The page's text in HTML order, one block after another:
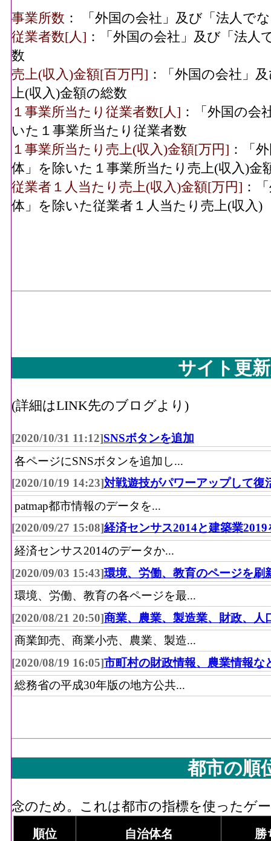
事業所数 ： 「外国の会社」及び「法人で
従業者数[人] ：「外国の会社」及び「法
数
売上(収入)金額[百万円] ：「外国の会社」
上(収入)金額の総数
１事業所当たり従業者数[人] ：「外国の会
いた１事業所当たり従業者数
１事業所当たり売上(収入)金額[万円] ：「
体」を除いた１事業所当たり売上(収入)金
従業者１人当たり売上(収入)金額[万円] ：
体」を除いた従業者１人当たり売上(収入)
サイト更
(詳細はLINK先のブログより)
[2020/10/31 11:12]SNSボタンを追加
各ページにSNSボタンを追加し...
[2020/10/19 14:23]対戦遊技がパワーアップして復
patmap都市情報のデータを...
[2020/09/27 15:08]経済センサス2014と建築業2019
経済センサス2014のデータか...
[2020/09/03 15:43]環境、労働、教育のページを刷
環境、労働、教育の各ページを最...
[2020/08/21 20:50]商業、農業、製造業、財政、人
商業卸売、商業小売、農業、製造...
[2020/08/19 16:05]市町村の財政情報、農業情報な
総務省の平成30年版の地方公共...
都市の順
念のため。これは都市の指標を使ったゲ
順位 自治体名 勝